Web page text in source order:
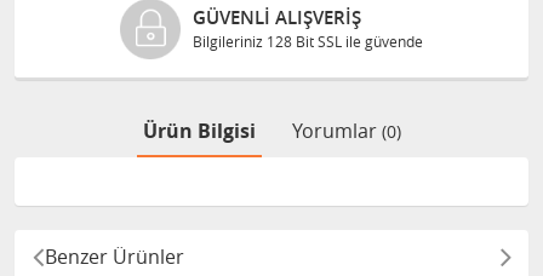
GÜVENLI ALIŞVERIŞ
Bilgileriniz 128 Bit SSL ile güvende
Ürün Bilgisi Yorumlar (0)
Benzer Ürünler